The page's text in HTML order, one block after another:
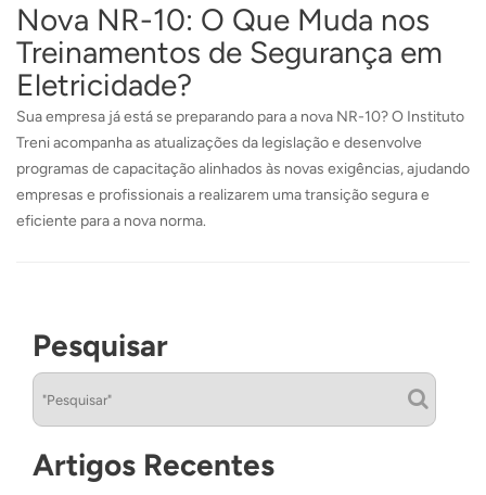
Nova NR-10: O Que Muda nos
Treinamentos de Segurança em
Eletricidade?
Sua empresa já está se preparando para a nova NR-10? O Instituto
Treni acompanha as atualizações da legislação e desenvolve
programas de capacitação alinhados às novas exigências, ajudando
empresas e profissionais a realizarem uma transição segura e
eficiente para a nova norma.
Pesquisar
Artigos Recentes